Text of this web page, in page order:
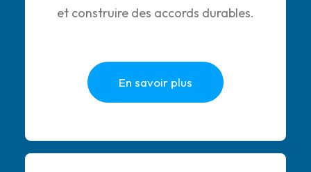
et construire des accords durables.
En savoir plus